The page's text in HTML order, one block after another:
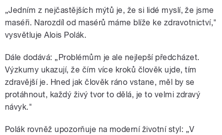
„Jedním z nejčastějších mýtů je, že si lidé myslí, že jsme
maséři. Narozdíl od masérů máme blíže ke zdravotnictví,"
vysvětluje Alois Polák.
Dále dodává: „Problémům je ale nejlepší předcházet.
Výzkumy ukazují, že čím více kroků člověk ujde, tím
zdravější je. Hned jak člověk ráno vstane, měl by se
protáhnout, každý živý tvor to dělá, je to velmi zdravý
návyk."
Polák rovněž upozorňuje na moderní životní styl: „V